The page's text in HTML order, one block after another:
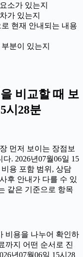
소가 있는지
가 있는지
로 현재 안내되는 내용
분이 있는지
비교할 때 보
시28분
먼저 보이는 장점보
. 2026년07월06일 15
용 포함 범위, 상담
후 안내가 다를 수 있
같은 기준으로 항목
비용을 나누어 확인하
까지 어떤 순서로 진
년07월06일 15시28